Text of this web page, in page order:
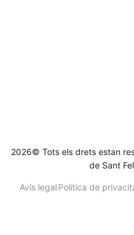
2026© Tots els drets estan
de Sant
Avís legalPolítica de